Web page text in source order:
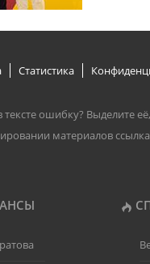
Статистика
ошибку? Выделите
материалов ссылка